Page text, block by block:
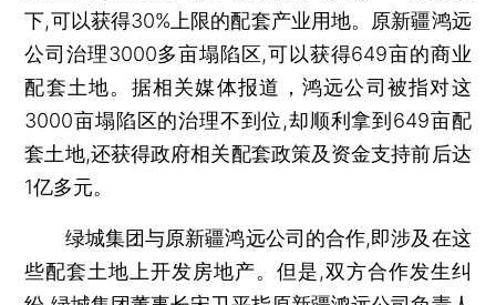
下,可以获得30%上限的配套产业用地。原新疆鸿远
公司治理3000多亩塌陷区,可以获得649亩的商业
配套土地。据相关媒体报道，鸿远公司被指对这
3000亩塌陷区的治理不到位,却顺利拿到649亩配
套土地,还获得政府相关配套政策及资金支持前后达
1亿多元。
绿城集团与原新疆鸿远公司的合作,即涉及在这
些配套土地上开发房地产。但是,双方合作发生纠